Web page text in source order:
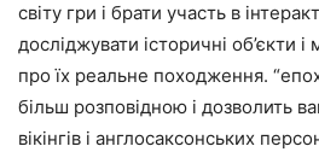
світу гри і брати участь в
досліджувати історичні об’єкти
про їх реальне походження.
більш розповідною і дозволить
вікінгів і англосаксонських